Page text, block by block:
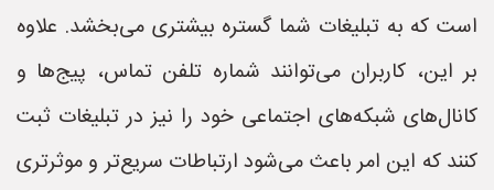
است که به تبلیغات شما گستره بیشتری می‌بخشد. علاوه
بر این، کاربران می‌توانند شماره تلفن تماس، پیج‌ها و
کانال‌های شبکه‌های اجتماعی خود را نیز در تبلیغات ثبت
کنند که این امر باعث می‌شود ارتباطات سریع‌تر و موثرتری